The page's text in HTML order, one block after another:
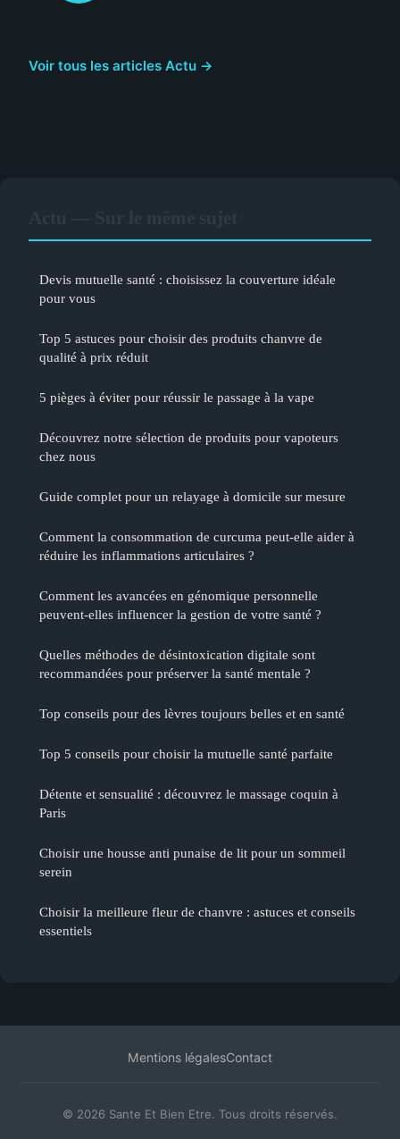
Voir tous les articles Actu →
Devis mutuelle santé : choisissez la couverture idéale
pour vous
Top 5 astuces pour choisir des produits chanvre de
qualité à prix réduit
5 pièges à éviter pour réussir le passage à la vape
Découvrez notre sélection de produits pour vapoteurs
chez nous
Guide complet pour un relayage à domicile sur mesure
Comment la consommation de curcuma peut-elle aider à
réduire les inflammations articulaires ?
Comment les avancées en génomique personnelle
peuvent-elles influencer la gestion de votre santé ?
Quelles méthodes de désintoxication digitale sont
recommandées pour préserver la santé mentale ?
Top conseils pour des lèvres toujours belles et en santé
Top 5 conseils pour choisir la mutuelle santé parfaite
Détente et sensualité : découvrez le massage coquin à
Paris
Choisir une housse anti punaise de lit pour un sommeil
serein
Choisir la meilleure fleur de chanvre : astuces et conseils
essentiels
Mentions légalesContact
© 2026 Sante Et Bien Etre. Tous droits réservés.